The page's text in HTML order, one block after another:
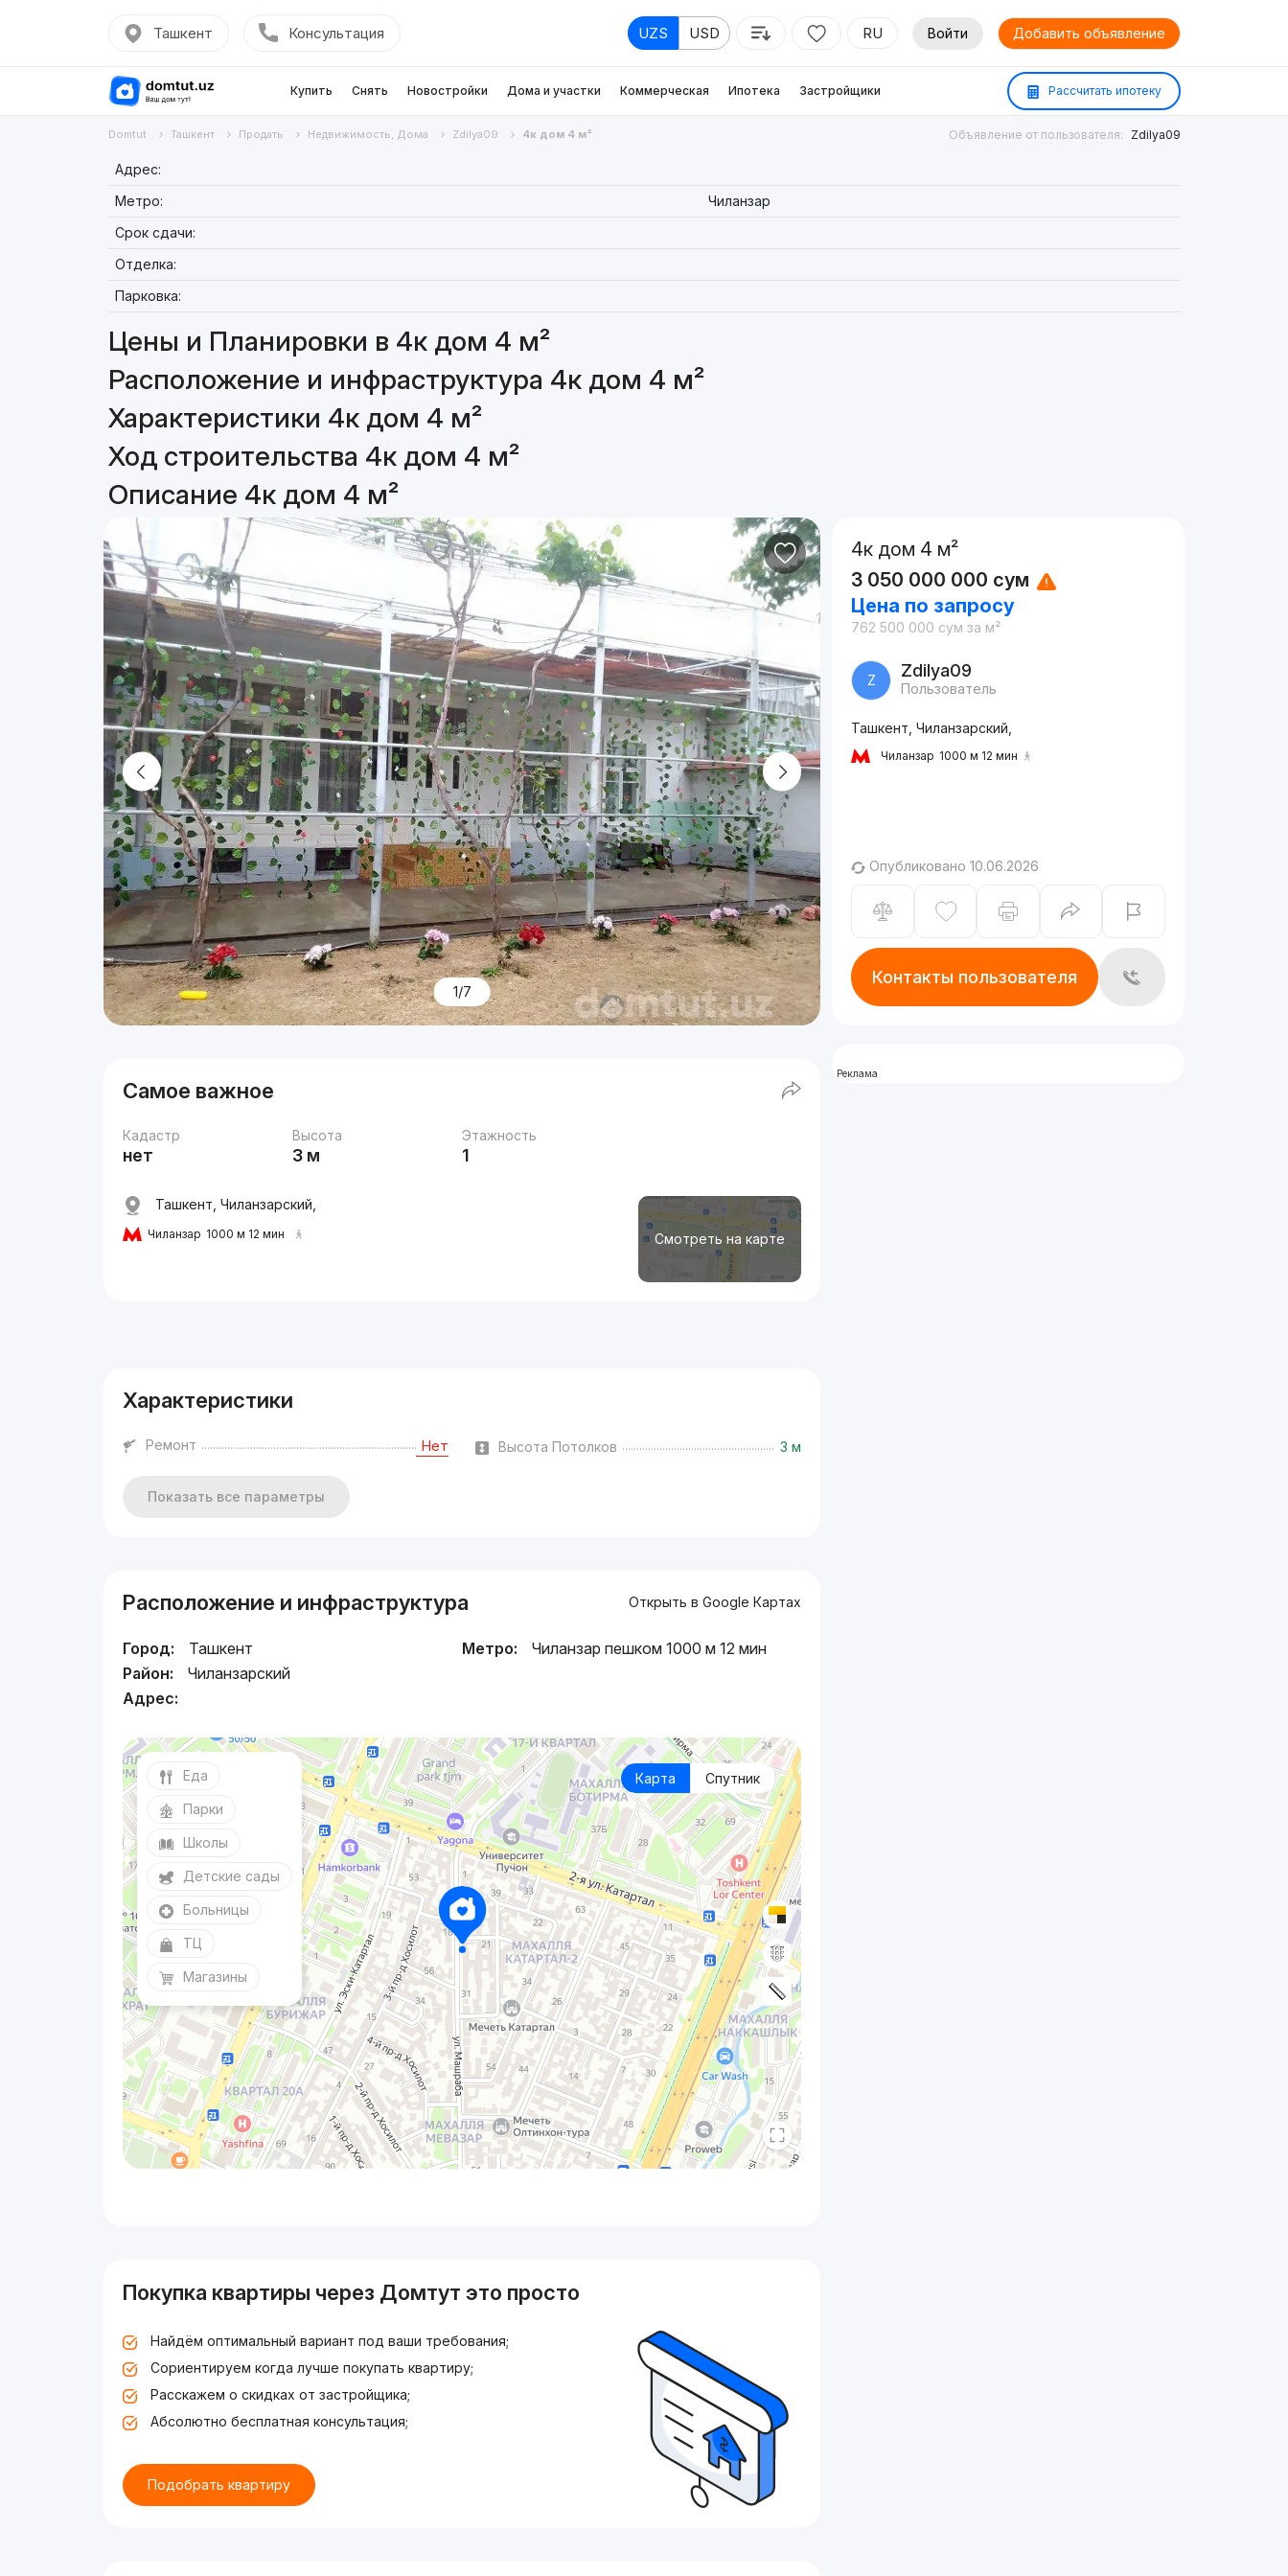
Ташкент Консультация UZS USD RU Войти Добавить объявление
Купить Снять Новостройки Дома и участки Коммерческая Ипотека Застройщики Рассчитать ипотеку
Domtut Ташкент Продать Недвижимость, Дома Zdilya09 4к дом 4 м² Объявление от пользователя: Zdilya09
Адрес:
Метро:
Чиланзар
Срок сдачи:
Отделка:
Парковка:
Цены и Планировки в 4к дом 4 м²
Расположение и инфраструктура 4к дом 4 м²
Характеристики 4к дом 4 м²
Ход строительства 4к дом 4 м²
Описание 4к дом 4 м²
1/7
Самое важное
Кадастр
нет
Высота
3 м
Этажность
1
Смотреть на карте
Ташкент, Чиланзарский,
Чиланзар 1000 м 12 мин
Характеристики
Ремонт Нет Высота Потолков 3 м
Показать все параметры
Расположение и инфраструктура Открыть в Google Картах
Город:
Ташкент
Район:
Чиланзарский
Адрес:
Метро: Чиланзар пешком 1000 м 12 мин
Карта Спутник
Еда
Парки
Школы
Детские сады
Больницы
ТЦ
Магазины
Покупка квартиры через Домтут это просто
Найдём оптимальный вариант под ваши требования;
Сориентируем когда лучше покупать квартиру;
Расскажем о скидках от застройщика;
Абсолютно бесплатная консультация;
Подобрать квартиру
4к дом 4 м²
3 050 000 000 сум
Цена по запросу
762 500 000 сум за м²
Z Zdilya09
Пользователь
Ташкент, Чиланзарский,
Чиланзар 1000 м 12 мин
Опубликовано 10.06.2026
Контакты пользователя
Реклама